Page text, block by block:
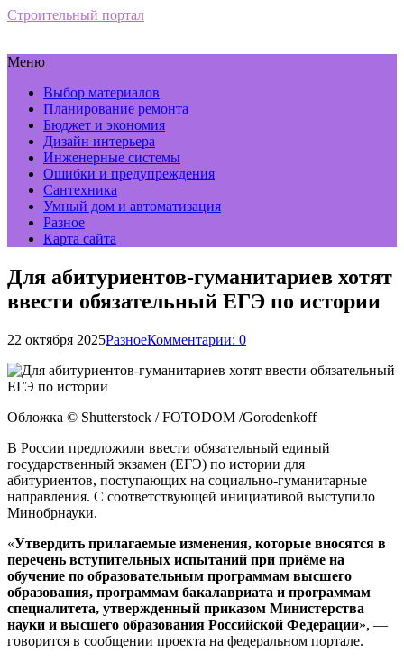
Строительный портал
Меню
Выбор материалов
Планирование ремонта
Бюджет и экономия
Дизайн интерьера
Инженерные системы
Ошибки и предупреждения
Сантехника
Умный дом и автоматизация
Разное
Карта сайта
Для абитуриентов-гуманитариев хотят
ввести обязательный ЕГЭ по истории
22 октября 2025РазноеКомментарии: 0
Обложка © Shutterstock / FOTODOM /Gorodenkoff
В России предложили ввести обязательный единый
государственный экзамен (ЕГЭ) по истории для
абитуриентов, поступающих на социально-гуманитарные
направления. С соответствующей инициативой выступило
Минобрнауки.
«Утвердить прилагаемые изменения, которые вносятся в
перечень вступительных испытаний при приёме на
обучение по образовательным программам высшего
образования, программам бакалавриата и программам
специалитета, утвержденный приказом Министерства
науки и высшего образования Российской Федерации», —
говорится в сообщении проекта на федеральном портале.